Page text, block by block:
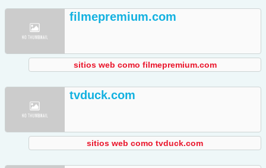
filmepremium.com
sitios web como filmepremium.com
tvduck.com
sitios web como tvduck.com